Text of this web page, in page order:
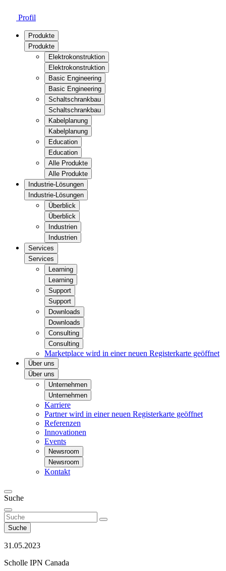
Profil
Produkte
Produkte
Elektrokonstruktion
Elektrokonstruktion
Basic Engineering
Basic Engineering
Schaltschrankbau
Schaltschrankbau
Kabelplanung
Kabelplanung
Education
Education
Alle Produkte
Alle Produkte
Industrie-Lösungen
Industrie-Lösungen
Überblick
Überblick
Industrien
Industrien
Services
Services
Learning
Learning
Support
Support
Downloads
Downloads
Consulting
Consulting
Marketplace wird in einer neuen Registerkarte geöffnet
Über uns
Über uns
Unternehmen
Unternehmen
Karriere
Partnerwird in einer neuen Registerkarte geöffnet
Referenzen
Innovationen
Events
Newsroom
Newsroom
Kontakt
Suche
Suche
31.05.2023
Scholle IPN Canada